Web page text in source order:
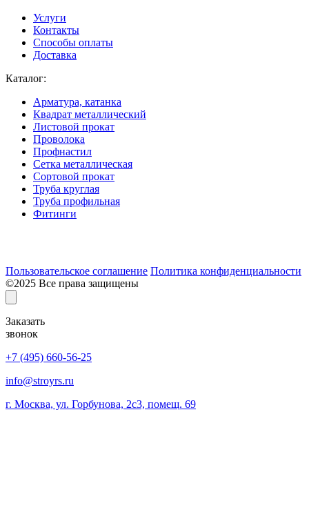
Услуги
Контакты
Способы оплаты
Доставка
Каталог:
Арматура, катанка
Квадрат металлический
Листовой прокат
Проволока
Профнастил
Сетка металлическая
Сортовой прокат
Труба круглая
Труба профильная
Фитинги
Пользовательское соглашение Политика конфиденциальности
©2025 Все права защищены
Заказать
звонок
+7 (495) 660-56-25
info@stroyrs.ru
г. Москва, ул. Горбунова, 2с3, помещ. 69